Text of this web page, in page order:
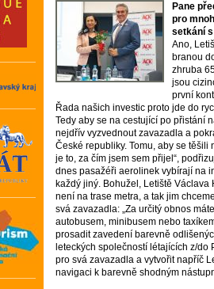
Pane
pro
setkání
Ano,
branou
zhruba
jsou
první
Řada našich investic proto jde do
Tedy aby se na cestující po přistání
nejdřív vyzvednout zavazadla a
České republiky. Tomu, aby se těšili
je to, za čím jsem sem přijel“,
dnes pasažéři aerolinek vybírají na
každý jiný. Bohužel, Letiště
není na trase metra, a tak jim
svá zavazadla: „Za určitý obnos
autobusem, minibusem nebo
prosadit zavedení barevně
leteckých společností létajících z/
pro svá zavazadla a vytvořit napříč
navigaci k barevně shodným